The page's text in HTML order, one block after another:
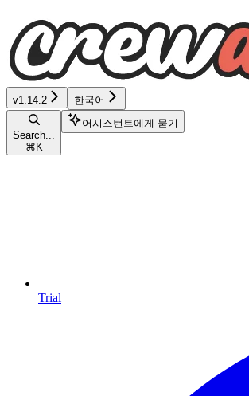
v1.14.2 한국어
Search...
⌘ K
어시스턴트에게 묻기
Trial